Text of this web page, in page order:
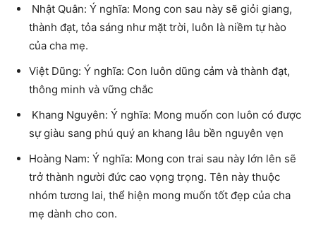
Nhật Quân: Ý nghĩa: Mong con sau này sẽ giỏi giang,
thành đạt, tỏa sáng như mặt trời, luôn là niềm tự hào
của cha mẹ.
Việt Dũng: Ý nghĩa: Con luôn dũng cảm và thành đạt,
thông minh và vững chắc
Khang Nguyên: Ý nghĩa: Mong muốn con luôn có được
sự giàu sang phú quý an khang lâu bền nguyên vẹn
Hoàng Nam: Ý nghĩa: Mong con trai sau này lớn lên sẽ
trở thành người đức cao vọng trọng. Tên này thuộc
nhóm tương lai, thể hiện mong muốn tốt đẹp của cha
mẹ dành cho con.